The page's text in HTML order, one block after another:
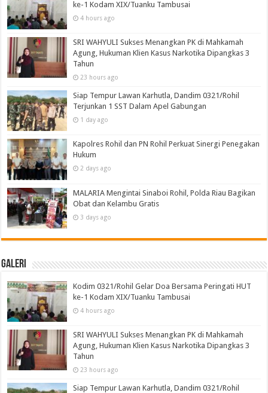
ke-1 Kodam XIX/Tuanku Tambusai
4 hours ago
SRI WAHYULI Sukses Menangkan PK di Mahkamah
Agung, Hukuman Klien Kasus Narkotika Dipangkas 3
Tahun
23 hours ago
Siap Tempur Lawan Karhutla, Dandim 0321/Rohil
Terjunkan 1 SST Dalam Apel Gabungan
1 day ago
Kapolres Rohil dan PN Rohil Perkuat Sinergi Penegakan
Hukum
2 days ago
MALARIA Mengintai Sinaboi Rohil, Polda Riau Bagikan
Obat dan Kelambu Gratis
3 days ago
Galeri
Kodim 0321/Rohil Gelar Doa Bersama Peringati HUT
ke-1 Kodam XIX/Tuanku Tambusai
4 hours ago
SRI WAHYULI Sukses Menangkan PK di Mahkamah
Agung, Hukuman Klien Kasus Narkotika Dipangkas 3
Tahun
23 hours ago
Siap Tempur Lawan Karhutla, Dandim 0321/Rohil